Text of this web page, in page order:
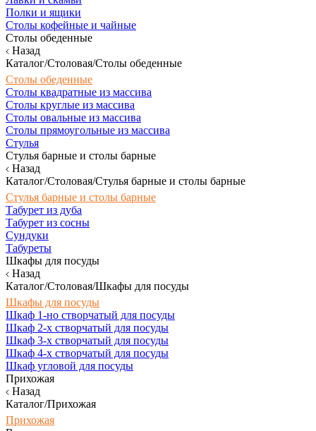
Полки и ящики
Столы кофейные и чайные
Столы обеденные
Назад
Каталог/Столовая/Столы обеденные
Столы обеденные
Столы квадратные из массива
Столы круглые из массива
Столы овальные из массива
Столы прямоугольные из массива
Стулья
Стулья барные и столы барные
Назад
Каталог/Столовая/Стулья барные и столы барные
Стулья барные и столы барные
Табурет из дуба
Табурет из сосны
Сундуки
Табуреты
Шкафы для посуды
Назад
Каталог/Столовая/Шкафы для посуды
Шкафы для посуды
Шкаф 1-но створчатый для посуды
Шкаф 2-х створчатый для посуды
Шкаф 3-х створчатый для посуды
Шкаф 4-х створчатый для посуды
Шкаф угловой для посуды
Прихожая
Назад
Каталог/Прихожая
Прихожая